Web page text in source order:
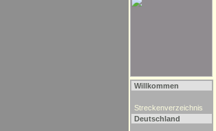
Willkommen
Streckenverzeichnis
Deutschland